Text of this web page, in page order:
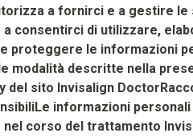
a fornirci e a gestire le
consentirci di utilizzare,
proteggere le informazioni
modalità descritte nella
del sito Invisalign
informazioni
corso del trattamento